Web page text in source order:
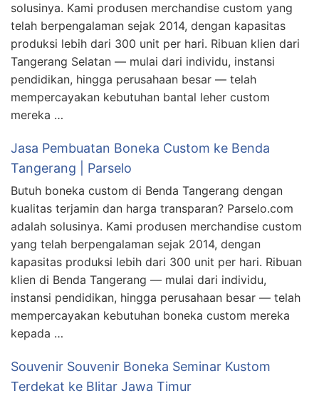
solusinya. Kami produsen merchandise custom yang
telah berpengalaman sejak 2014, dengan kapasitas
produksi lebih dari 300 unit per hari. Ribuan klien dari
Tangerang Selatan — mulai dari individu, instansi
pendidikan, hingga perusahaan besar — telah
mempercayakan kebutuhan bantal leher custom
mereka …
Jasa Pembuatan Boneka Custom ke Benda
Tangerang | Parselo
Butuh boneka custom di Benda Tangerang dengan
kualitas terjamin dan harga transparan? Parselo.com
adalah solusinya. Kami produsen merchandise custom
yang telah berpengalaman sejak 2014, dengan
kapasitas produksi lebih dari 300 unit per hari. Ribuan
klien di Benda Tangerang — mulai dari individu,
instansi pendidikan, hingga perusahaan besar — telah
mempercayakan kebutuhan boneka custom mereka
kepada …
Souvenir Souvenir Boneka Seminar Kustom
Terdekat ke Blitar Jawa Timur